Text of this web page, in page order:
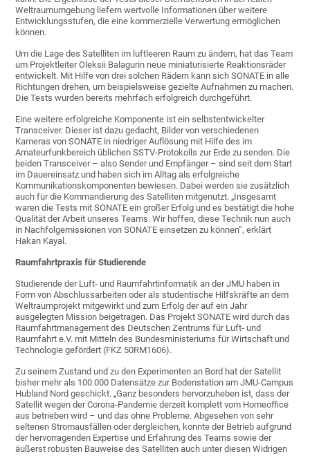
Weltraumumgebung liefern wertvolle Informationen über weitere
Entwicklungsstufen, die eine kommerzielle Verwertung ermöglichen
können.
Um die Lage des Satelliten im luftleeren Raum zu ändern, hat das Team
um Projektleiter Oleksii Balagurin neue miniaturisierte Reaktionsräder
entwickelt. Mit Hilfe von drei solchen Rädern kann sich SONATE in alle
Richtungen drehen, um beispielsweise gezielte Aufnahmen zu machen.
Die Tests wurden bereits mehrfach erfolgreich durchgeführt.
Eine weitere erfolgreiche Komponente ist ein selbstentwickelter
Transceiver. Dieser ist dazu gedacht, Bilder von verschiedenen
Kameras von SONATE in niedriger Auflösung mit Hilfe des im
Amateurfunkbereich üblichen SSTV-Protokolls zur Erde zu senden. Die
beiden Transceiver – also Sender und Empfänger – sind seit dem Start
im Dauereinsatz und haben sich im Alltag als erfolgreiche
Kommunikationskomponenten bewiesen. Dabei werden sie zusätzlich
auch für die Kommandierung des Satelliten mitgenutzt. „Insgesamt
waren die Tests mit SONATE ein großer Erfolg und es bestätigt die hohe
Qualität der Arbeit unseres Teams. Wir hoffen, diese Technik nun auch
in Nachfolgemissionen von SONATE einsetzen zu können“, erklärt
Hakan Kayal.
Raumfahrtpraxis für Studierende
Studierende der Luft- und Raumfahrtinformatik an der JMU haben in
Form von Abschlussarbeiten oder als studentische Hilfskräfte an dem
Weltraumprojekt mitgewirkt und zum Erfolg der auf ein Jahr
ausgelegten Mission beigetragen. Das Projekt SONATE wird durch das
Raumfahrtmanagement des Deutschen Zentrums für Luft- und
Raumfahrt e.V. mit Mitteln des Bundesministeriums für Wirtschaft und
Technologie gefördert (FKZ 50RM1606).
Zu seinem Zustand und zu den Experimenten an Bord hat der Satellit
bisher mehr als 100.000 Datensätze zur Bodenstation am JMU-Campus
Hubland Nord geschickt. „Ganz besonders hervorzuheben ist, dass der
Satellit wegen der Corona-Pandemie derzeit komplett vom Homeoffice
aus betrieben wird – und das ohne Probleme. Abgesehen von sehr
seltenen Stromausfällen oder dergleichen, konnte der Betrieb aufgrund
der hervorragenden Expertise und Erfahrung des Teams sowie der
äußerst robusten Bauweise des Satelliten auch unter diesen Widrigen